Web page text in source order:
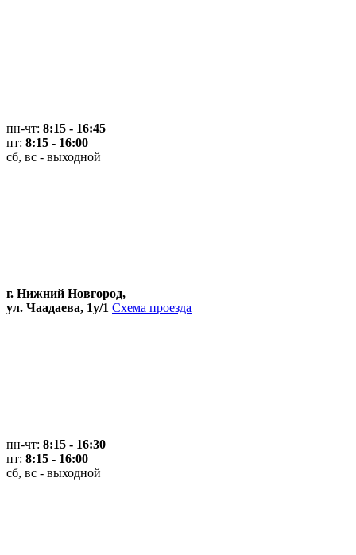
пн-чт: 8:15 - 16:45
пт: 8:15 - 16:00
сб, вс - выходной
г. Нижний Новгород,
ул. Чаадаева, 1у/1 Схема проезда
пн-чт: 8:15 - 16:30
пт: 8:15 - 16:00
сб, вс - выходной